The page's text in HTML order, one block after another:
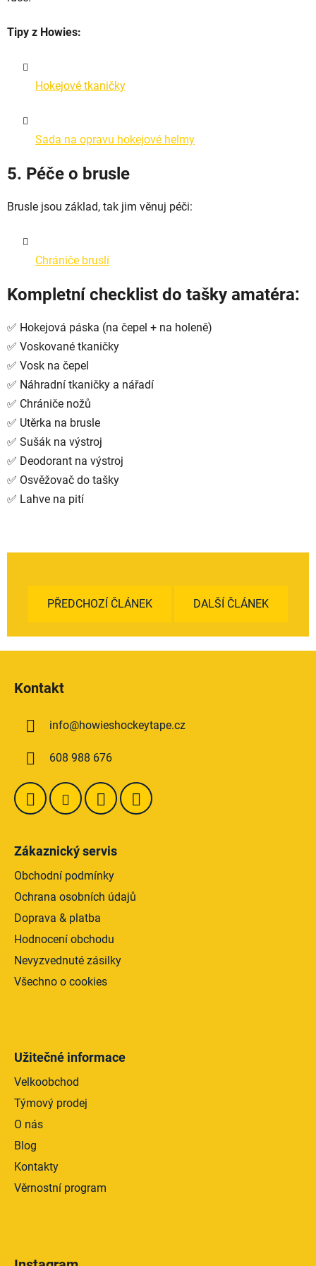
Tipy z Howies:
Hokejové tkaničky
Sada na opravu hokejové helmy
5. Péče o brusle
Brusle jsou základ, tak jim věnuj péči:
Chrániče bruslí
Kompletní checklist do tašky amatéra:
✅ Hokejová páska (na čepel + na holeně)
✅ Voskované tkaničky
✅ Vosk na čepel
✅ Náhradní tkaničky a nářadí
✅ Chrániče nožů
✅ Utěrka na brusle
✅ Sušák na výstroj
✅ Deodorant na výstroj
✅ Osvěžovač do tašky
✅ Lahve na pití
PŘEDCHOZÍ ČLÁNEK DALŠÍ ČLÁNEK
Kontakt
info@howieshockeytape.cz
608 988 676
Zákaznický servis
Obchodní podmínky
Ochrana osobních údajů
Doprava & platba
Hodnocení obchodu
Nevyzvednuté zásilky
Všechno o cookies
Užitečné informace
Velkoobchod
Týmový prodej
O nás
Blog
Kontakty
Věrnostní program